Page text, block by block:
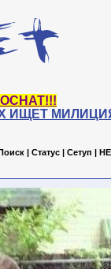
ИЩЕТ
| Статус | Сетуп |